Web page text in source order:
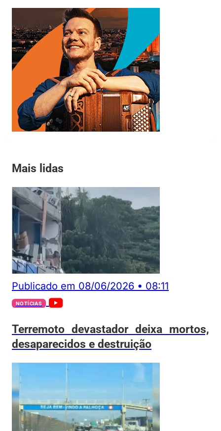
Mais lidas
Publicado em 08/06/2026 • 08:11
NOTÍCIAS
Terremoto devastador deixa mortos,
desaparecidos e destruição